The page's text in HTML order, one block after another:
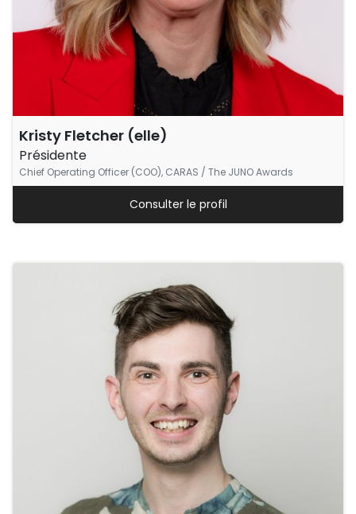
Kristy Fletcher (elle)
Présidente
Chief Operating Officer (COO), CARAS / The JUNO Awards
Consulter le profil